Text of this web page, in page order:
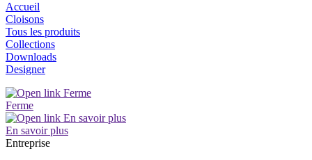
Accueil
Cloisons
Tous les produits
Collections
Downloads
Designer
Ferme
En savoir plus
Entreprise